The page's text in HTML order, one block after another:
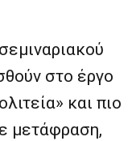
στο έργο
και πιο
μετάφραση,